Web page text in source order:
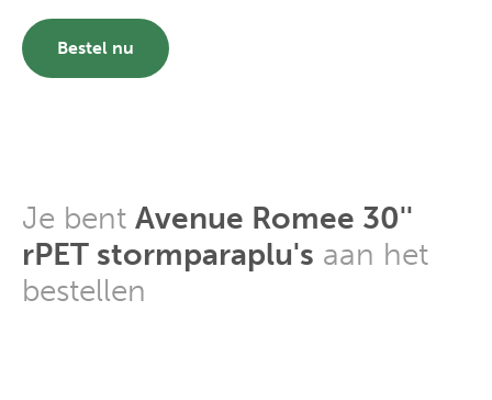
Bestel nu
Je bent Avenue Romee 30''
rPET stormparaplu's aan het
bestellen